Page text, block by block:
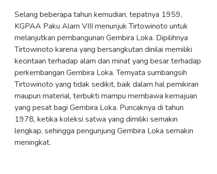
Selang beberapa tahun kemudian, tepatnya 1959,
KGPAA Paku Alam VIII menunjuk Tirtowinoto untuk
melanjutkan pembangunan Gembira Loka. Dipilihnya
Tirtowinoto karena yang bersangkutan dinilai memiliki
kecintaan terhadap alam dan minat yang besar terhadap
perkembangan Gembira Loka. Ternyata sumbangsih
Tirtowinoto yang tidak sedikit, baik dalam hal pemikiran
maupun material, terbukti mampu membawa kemajuan
yang pesat bagi Gembira Loka. Puncaknya di tahun
1978, ketika koleksi satwa yang dimiliki semakin
lengkap, sehingga pengunjung Gembira Loka semakin
meningkat.